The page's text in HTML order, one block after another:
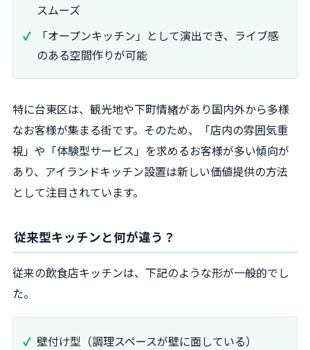
スムーズ
「オープンキッチン」として演出でき、ライブ感
のある空間作りが可能
特に台東区は、観光地や下町情緒があり国内外から多様
なお客様が集まる街です。そのため、「店内の雰囲気重
視」や「体験型サービス」を求めるお客様が多い傾向が
あり、アイランドキッチン設置は新しい価値提供の方法
として注目されています。
従来型キッチンと何が違う？
従来の飲食店キッチンは、下記のような形が一般的でし
た。
壁付け型（調理スペースが壁に面している）